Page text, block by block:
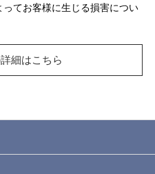
てお客様に生じる損害につい
細はこちら